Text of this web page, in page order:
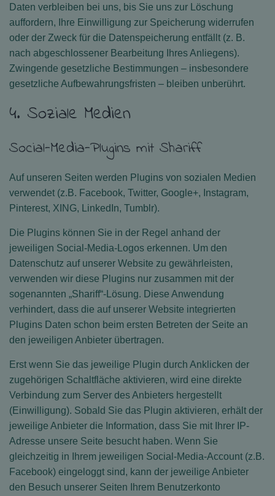
Daten verbleiben bei uns, bis Sie uns zur Löschung
auffordern, Ihre Einwilligung zur Speicherung widerrufen
oder der Zweck für die Datenspeicherung entfällt (z. B.
nach abgeschlossener Bearbeitung Ihres Anliegens).
Zwingende gesetzliche Bestimmungen – insbesondere
gesetzliche Aufbewahrungsfristen – bleiben unberührt.
4. Soziale Medien
Social-Media-Plugins mit Shariff
Auf unseren Seiten werden Plugins von sozialen Medien
verwendet (z.B. Facebook, Twitter, Google+, Instagram,
Pinterest, XING, LinkedIn, Tumblr).
Die Plugins können Sie in der Regel anhand der
jeweiligen Social-Media-Logos erkennen. Um den
Datenschutz auf unserer Website zu gewährleisten,
verwenden wir diese Plugins nur zusammen mit der
sogenannten „Shariff“-Lösung. Diese Anwendung
verhindert, dass die auf unserer Website integrierten
Plugins Daten schon beim ersten Betreten der Seite an
den jeweiligen Anbieter übertragen.
Erst wenn Sie das jeweilige Plugin durch Anklicken der
zugehörigen Schaltfläche aktivieren, wird eine direkte
Verbindung zum Server des Anbieters hergestellt
(Einwilligung). Sobald Sie das Plugin aktivieren, erhält der
jeweilige Anbieter die Information, dass Sie mit Ihrer IP-
Adresse unsere Seite besucht haben. Wenn Sie
gleichzeitig in Ihrem jeweiligen Social-Media-Account (z.B.
Facebook) eingeloggt sind, kann der jeweilige Anbieter
den Besuch unserer Seiten Ihrem Benutzerkonto